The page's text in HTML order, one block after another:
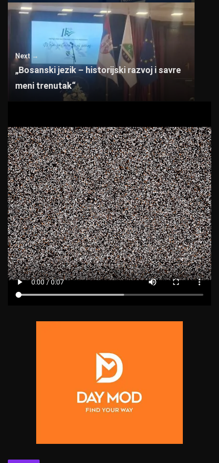
Next →
„Bosanski jezik – historijski razvoj i savre
meni trenutak“